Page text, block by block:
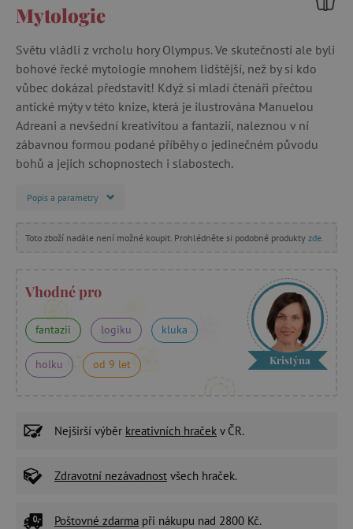
Mytologie
Světu vládli z vrcholu hory Olympus. Ve skutečnosti ale byli
bohové řecké mytologie mnohem lidštější, než by si kdo
vůbec dokázal představit! Když si mladí čtenáři přečtou
antické mýty v této knize, která je ilustrována Manuelou
Adreani a nevšední kreativitou a fantazií, naleznou v ní
zábavnou formou podané příběhy o jedinečném původu
bohů a jejich schopnostech i slabostech.
Popis a parametry
Toto zboží nadále není možné koupit. Prohlédněte si podobné produkty zde
Vhodné pro
fantazii logiku kluka
holku od 9 let Kristýna
Nejširší výběr kreativních hraček v ČR.
Zdravotní nezávadnost všech hraček.
Poštovné zdarma při nákupu nad 2800 Kč.